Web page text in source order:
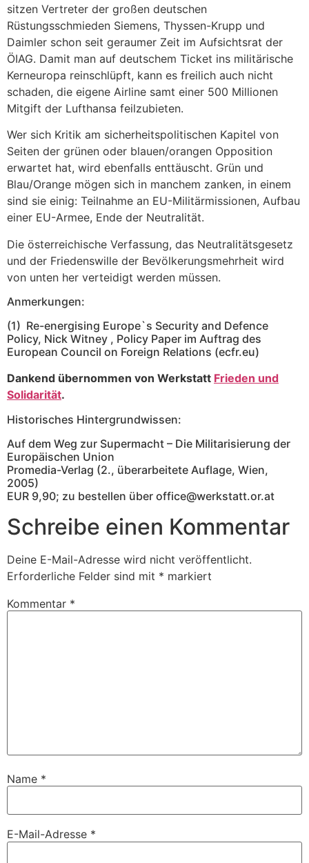
sitzen Vertreter der großen deutschen
Rüstungsschmieden Siemens, Thyssen-Krupp und
Daimler schon seit geraumer Zeit im Aufsichtsrat der
ÖIAG. Damit man auf deutschem Ticket ins militärische
Kerneuropa reinschlüpft, kann es freilich auch nicht
schaden, die eigene Airline samt einer 500 Millionen
Mitgift der Lufthansa feilzubieten.
Wer sich Kritik am sicherheitspolitischen Kapitel von
Seiten der grünen oder blauen/orangen Opposition
erwartet hat, wird ebenfalls enttäuscht. Grün und
Blau/Orange mögen sich in manchem zanken, in einem
sind sie einig: Teilnahme an EU-Militärmissionen, Aufbau
einer EU-Armee, Ende der Neutralität.
Die österreichische Verfassung, das Neutralitätsgesetz
und der Friedenswille der Bevölkerungsmehrheit wird
von unten her verteidigt werden müssen.
Anmerkungen:
(1) Re-energising Europe`s Security and Defence
Policy, Nick Witney , Policy Paper im Auftrag des
European Council on Foreign Relations (ecfr.eu)
Dankend übernommen von Werkstatt Frieden und
Solidarität.
Historisches Hintergrundwissen:
Auf dem Weg zur Supermacht – Die Militarisierung der
Europäischen Union
Promedia-Verlag (2., überarbeitete Auflage, Wien,
2005)
EUR 9,90; zu bestellen über office@werkstatt.or.at
Schreibe einen Kommentar
Deine E-Mail-Adresse wird nicht veröffentlicht.
Erforderliche Felder sind mit * markiert
Kommentar *
Name *
E-Mail-Adresse *